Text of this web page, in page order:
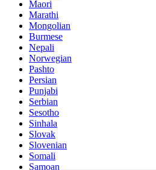
Maori
Marathi
Mongolian
Burmese
Nepali
Norwegian
Pashto
Persian
Punjabi
Serbian
Sesotho
Sinhala
Slovak
Slovenian
Somali
Samoan